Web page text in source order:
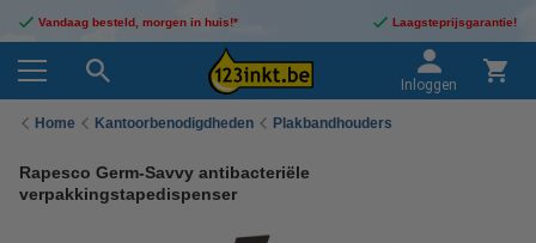
Vandaag besteld, morgen in huis!* Laagsteprijsgarantie!
Inloggen
Home Kantoorbenodigdheden Plakbandhouders
Rapesco Germ-Savvy antibacteriële
verpakkingstapedispenser